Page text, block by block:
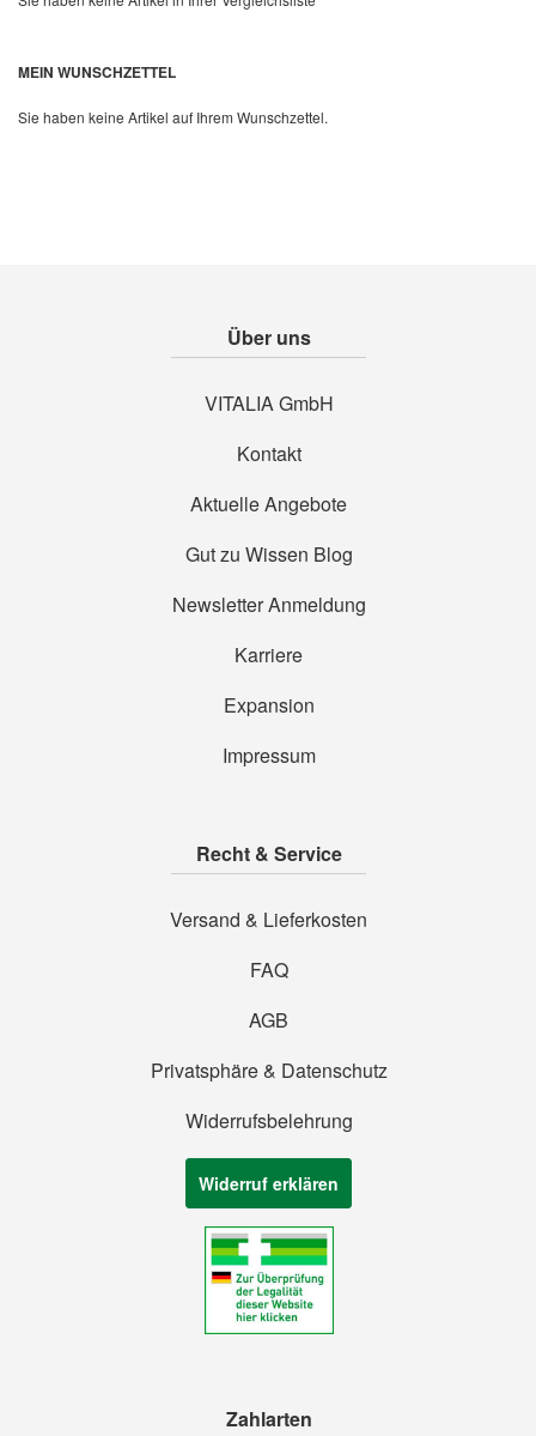
MEIN WUNSCHZETTEL
Sie haben keine Artikel auf Ihrem Wunschzettel.
Über uns
VITALIA GmbH
Kontakt
Aktuelle Angebote
Gut zu Wissen Blog
Newsletter Anmeldung
Karriere
Expansion
Impressum
Recht & Service
Versand & Lieferkosten
FAQ
AGB
Privatsphäre & Datenschutz
Widerrufsbelehrung
Widerruf erklären
Zahlarten